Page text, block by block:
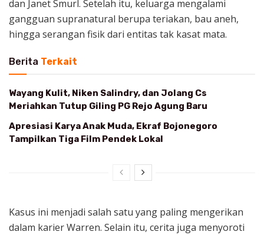
dan Janet Smurl. Setelah itu, keluarga mengalami
gangguan supranatural berupa teriakan, bau aneh,
hingga serangan fisik dari entitas tak kasat mata.
Berita Terkait
Wayang Kulit, Niken Salindry, dan Jolang Cs
Meriahkan Tutup Giling PG Rejo Agung Baru
Apresiasi Karya Anak Muda, Ekraf Bojonegoro
Tampilkan Tiga Film Pendek Lokal
Kasus ini menjadi salah satu yang paling mengerikan
dalam karier Warren. Selain itu, cerita juga menyoroti